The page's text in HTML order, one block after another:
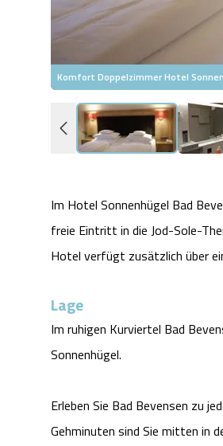
Komfort Doppelzimmer Hotel
Im Hotel Sonnenhügel Bad
freie Eintritt in die Jod-Sole-
Hotel verfügt zusätzlich über
Lage
Im ruhigen Kurviertel Bad
Sonnenhügel.
Erleben Sie Bad Bevensen zu
Gehminuten sind Sie mitten in